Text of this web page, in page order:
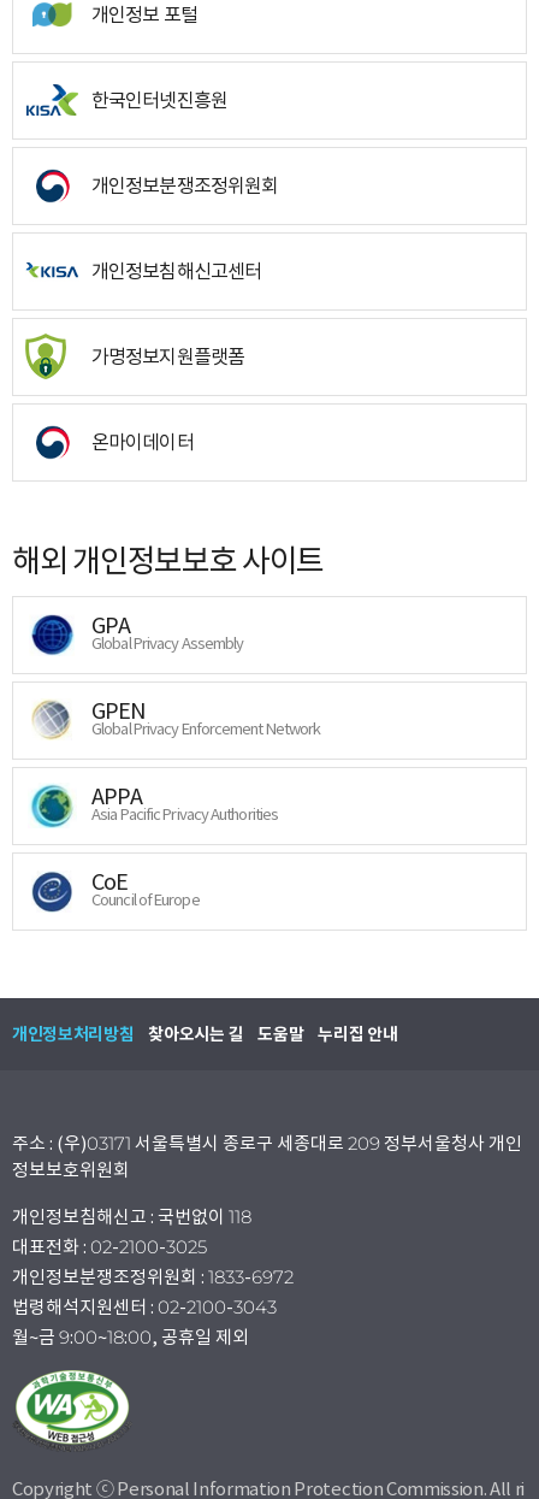
개인정보 포털
한국인터넷진흥원
개인정보분쟁조정위원회
개인정보침해신고센터
가명정보지원플랫폼
온마이데이터
해외 개인정보보호 사이트
GPA
Global Privacy Assembly
GPEN
Global Privacy Enforcement Network
APPA
Asia Pacific Privacy Authorities
CoE
Council of Europe
개인정보처리방침 찾아오시는 길 도움말 누리집 안내
주소 : (우)03171 서울특별시 종로구 세종대로 209 정부서울청사 개인
정보보호위원회
개인정보침해신고 : 국번없이 118
대표전화 : 02-2100-3025
개인정보분쟁조정위원회 : 1833-6972
법령해석지원센터 : 02-2100-3043
월~금 9:00~18:00, 공휴일 제외
Copyright ⓒ Personal Information Protection Commission. All ri